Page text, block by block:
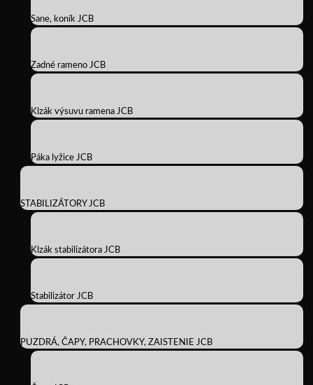
Sane, koník JCB
Zadné rameno JCB
Klzák výsuvu ramena JCB
Páka lyžice JCB
STABILIZÁTORY JCB
Klzák stabilizátora JCB
Stabilizátor JCB
PUZDRÁ, ČAPY, PRACHOVKY, ZAISTENIE JCB